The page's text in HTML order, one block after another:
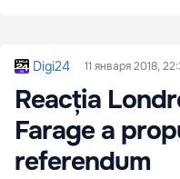
Digi24 11 января 2018,
Reacția
Farage a
referendum